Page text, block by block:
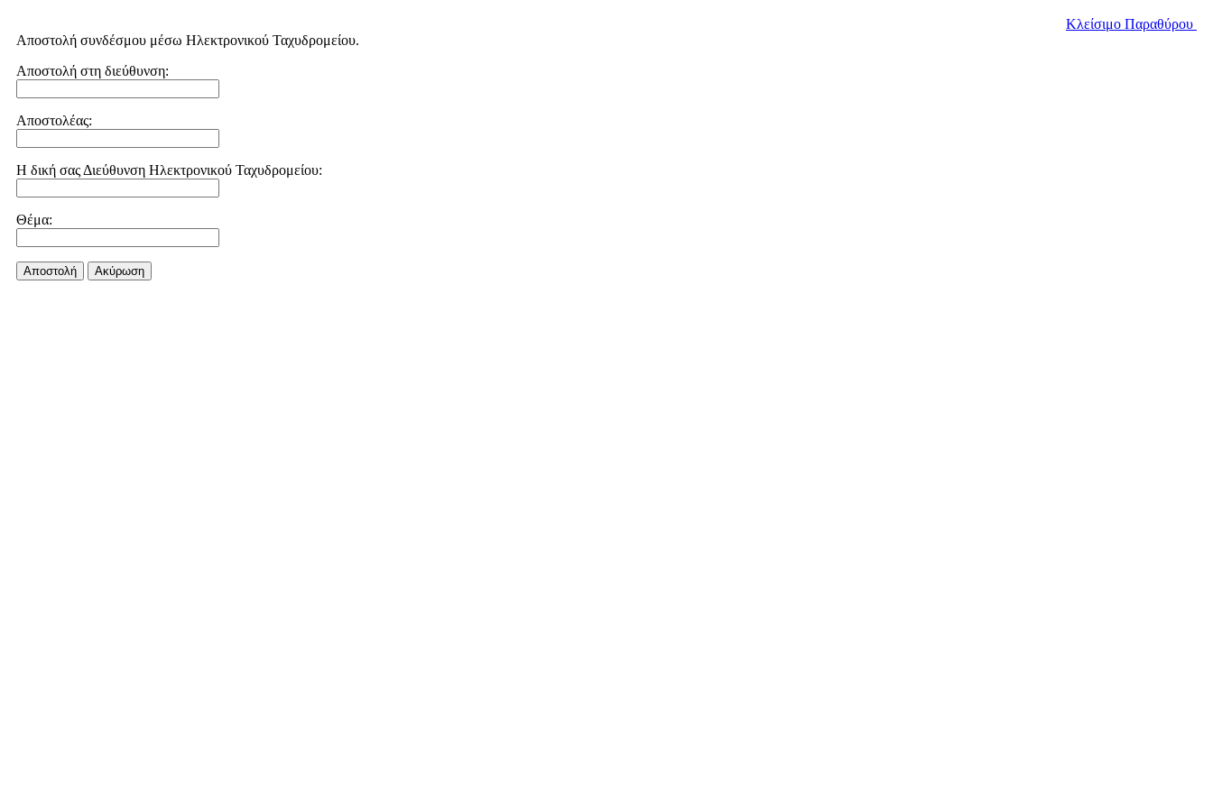
Κλείσιμο Παραθύρου
Αποστολή συνδέσμου μέσω Ηλεκτρονικού Ταχυδρομείου.
Αποστολή στη διεύθυνση:
Αποστολέας:
Η δική σας Διεύθυνση Ηλεκτρονικού Ταχυδρομείου:
Θέμα:
Αποστολή Aκύρωση